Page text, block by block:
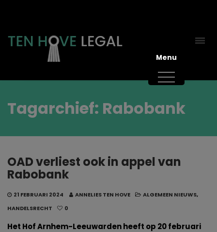
Tagarchief: Rabobank
OAD verliest ook in appel van
Rabobank
21 FEBRUARI 2024 ANNELIES TEN HOVE ALGEMEEN NIEUWS,
HANDELSRECHT
0
Het Hof Arnhem-Leeuwarden heeft op 20 februari
Menu